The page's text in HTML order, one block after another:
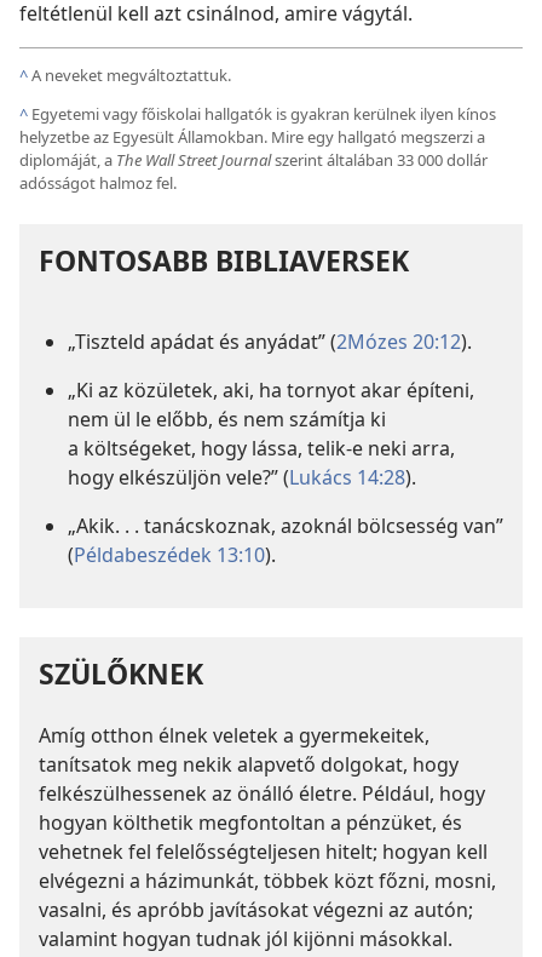
feltétlenül kell azt csinálnod, amire vágytál.
^A neveket megváltoztattuk.
^ Egyetemi vagy főiskolai hallgatók is gyakran kerülnek ilyen kínos
helyzetbe az Egyesült Államokban. Mire egy hallgató megszerzi a
diplomáját, a The Wall Street Journalszerint általában 33 000 dollár
adósságot halmoz fel.
FONTOSABB BIBLIAVERSEK
„Tiszteld apádat és anyádat” (2Mózes 20:12).
„Ki az közületek, aki, ha tornyot akar építeni,
nem ül le előbb, és nem számítja ki
a költségeket, hogy lássa, telik-e neki arra,
hogy elkészüljön vele?” (Lukács 14:28).
„Akik. . . tanácskoznak, azoknál bölcsesség van”
(Példabeszédek 13:10).
SZÜLŐKNEK
Amíg otthon élnek veletek a gyermekeitek,
tanítsatok meg nekik alapvető dolgokat, hogy
felkészülhessenek az önálló életre. Például, hogy
hogyan költhetik megfontoltan a pénzüket, és
vehetnek fel felelősségteljesen hitelt; hogyan kell
elvégezni a házimunkát, többek közt főzni, mosni,
vasalni, és apróbb javításokat végezni az autón;
valamint hogyan tudnak jól kijönni másokkal.